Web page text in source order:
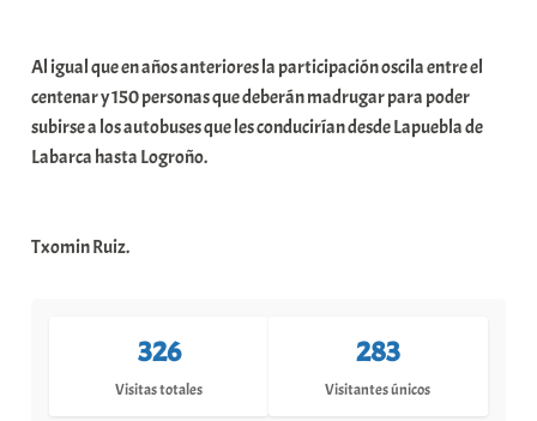
Al igual que en años anteriores la participación oscila entre el
centenar y 150 personas que deberán madrugar para poder
subirse a los autobuses que les conducirían desde Lapuebla de
Labarca hasta Logroño.
Txomin Ruiz.
326
Visitas totales
283
Visitantes únicos